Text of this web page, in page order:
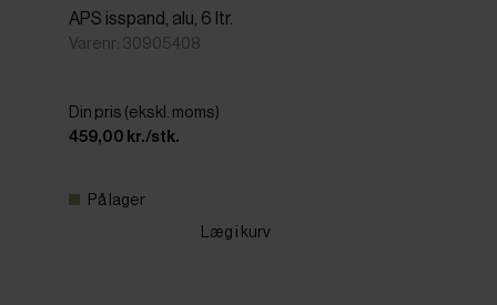
APS isspand, alu, 6 ltr.
Varenr: 30905408
Din pris (ekskl. moms)
459,00 kr./stk.
På lager
Læg i kurv